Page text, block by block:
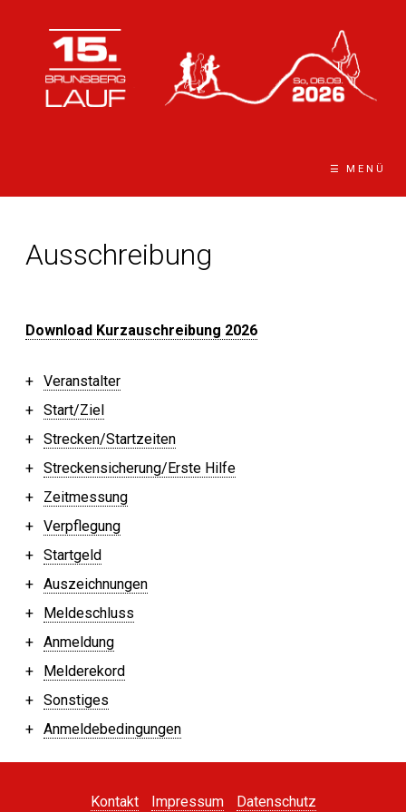
☰ MENÜ
Ausschreibung
Download Kurzauschreibung 2026
Veranstalter
Start/Ziel
Strecken/Startzeiten
Streckensicherung/Erste Hilfe
Zeitmessung
Verpflegung
Startgeld
Auszeichnungen
Meldeschluss
Anmeldung
Melderekord
Sonstiges
Anmeldebedingungen
Kontakt Impressum Datenschutz